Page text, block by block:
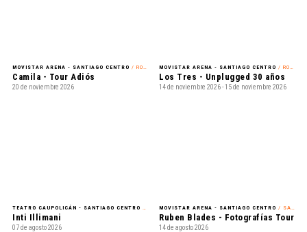
MOVISTAR ARENA - SANTIAGO CENTRO / ROMÁNTICO
Camila - Tour Adiós
20 de noviembre 2026
MOVISTAR ARENA - SANTIAGO CENTRO / ROCK
Los Tres - Unplugged 30 años
14 de noviembre 2026 - 15 de noviembre 2026
TEATRO CAUPOLICÁN - SANTIAGO CENTRO
Inti Illimani
07 de agosto 2026
MOVISTAR ARENA - SANTIAGO CENTRO / SALSA
Ruben Blades - Fotografías Tour
14 de agosto 2026